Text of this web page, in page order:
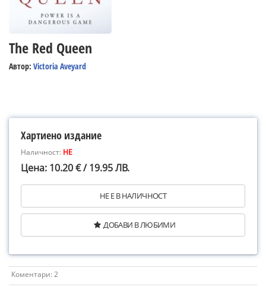
The Red Queen
Автор: Victoria Aveyard
Хартиено издание
Наличност: НЕ
Цена: 10.20 € / 19.95 ЛВ.
НЕ Е В НАЛИЧНОСТ
ДОБАВИ В ЛЮБИМИ
Коментари: 2